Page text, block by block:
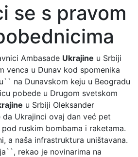
se s pravom
Ambasade Ukrajine u Srbiji
venca u Dunav kod spomenika
na Dunavskom keju u Beogradu
pobede u Drugom svetskom
u Srbiji Oleksander
Ukrajinci ovaj dan već pet
ruskim bombama i raketama.
a naša infrastruktura uništavana.
rekao je novinarima na